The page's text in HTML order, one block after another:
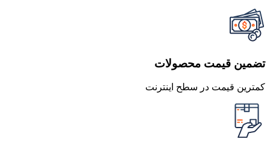
تضمین قیمت محصولات
کمترین قیمت در سطح اینترنت